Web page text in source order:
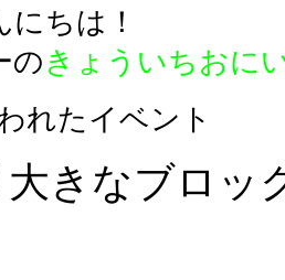
ちは！
の きょういちおに
れたイベント
きなブロッ